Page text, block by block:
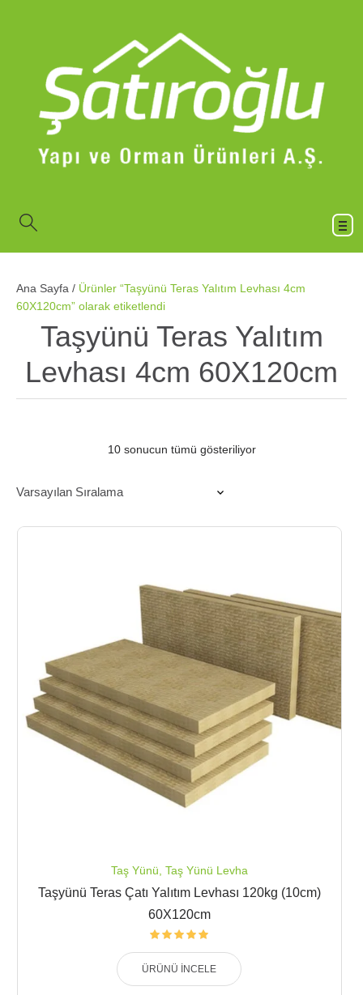
Ana Sayfa / Ürünler “Taşyünü Teras Yalıtım Levhası 4cm
60X120cm” olarak etiketlendi
Taşyünü Teras Yalıtım
Levhası 4cm 60X120cm
10 sonucun tümü gösteriliyor
Taş Yünü Taş Yünü Levha
Taşyünü Teras Çatı Yalıtım Levhası 120kg (10cm)
60X120cm
ÜRÜNÜ İNCELE